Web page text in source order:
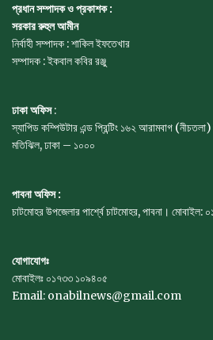
প্রধান সম্পাদক ও প্রকাশক :
সরকার রুহুল আমীন
নির্বাহী সম্পাদক : শাকিল ইফতেখার
সম্পাদক : ইকবাল কবির রঞ্জু
ঢাকা অফিস:
স্যাপিড কম্পিউটার এন্ড প্রিন্টিং ১৬২ আরামবাগ
মতিঝিল, ঢাকা – ১০০০
পাবনা অফিস :
চাটমোহর উপজেলার পার্শ্বে চাটমোহর, পাবনা। মোবাইল:
যোগাযোগঃ
মোবাইলঃ ০১৭৩৩ ১০৯৪০৫
Email: onabilnews@gmail.com